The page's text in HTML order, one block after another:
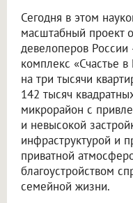
Сегодня в этом
масштабный проект
девелоперов
комплекс «Счастье
на три тысячи
142 тысяч
микрорайон с
и невысокой
инфраструктурой и
приватной
благоустройством
семейной жизни.